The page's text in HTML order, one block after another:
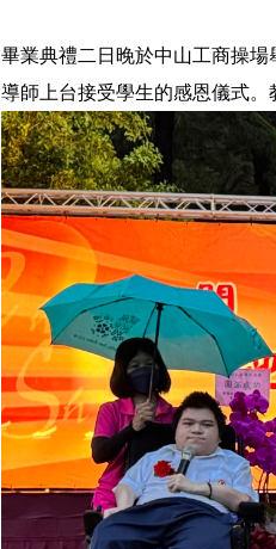
畢業典禮二日晚於中山工商操
導師上台接受學生的感恩儀式。